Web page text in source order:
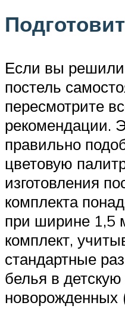
Если вы решили
постель
пересмотрите
рекомендации.
правильно
цветовую
изготовления
комплекта
при ширине 1,5
комплект,
стандартные
белья в детскую
новорожденных